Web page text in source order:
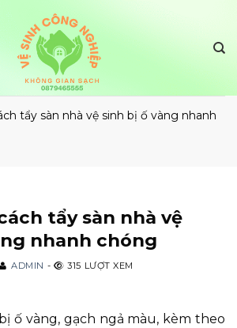
tẩy sàn nhà vệ sinh bị ố vàng nhanh
tẩy sàn nhà vệ
nhanh chóng
ADMIN - 315 LƯỢT XEM
ố vàng, gạch ngả màu, kèm theo